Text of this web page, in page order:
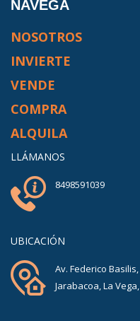
NAVEGA
NOSOTROS
INVIERTE
VENDE
COMPRA
ALQUILA
LLÁMANOS
8498591039
UBICACIÓN
Av. Federico
Jarabacoa, La